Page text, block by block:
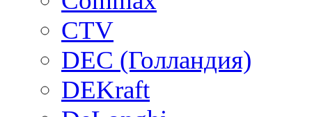
CTV
DEC (Голландия)
DEKraft